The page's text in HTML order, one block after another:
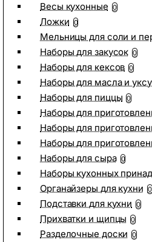
Весы кухонные 0
Ложки 0
Мельницы для соли и
Наборы для закусок 0
Наборы для кексов 0
Наборы для масла и
Наборы для пиццы 0
Наборы для
Наборы для
Наборы для
Наборы для сыра 0
Наборы кухонных
Органайзеры для кухни 0
Подставки для кухни 0
Прихватки и щипцы 0
Разделочные доски 0